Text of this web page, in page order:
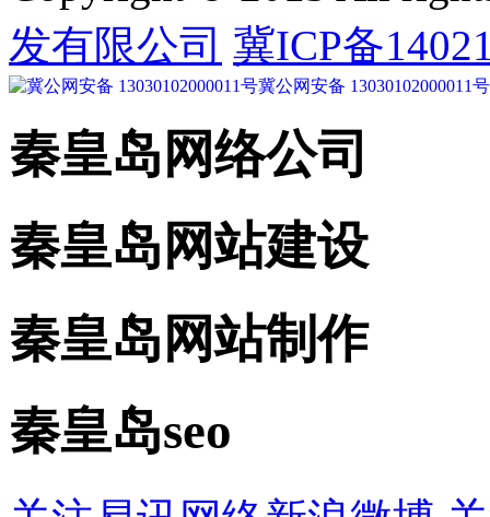
发有限公司 冀ICP备
冀公网安备 13030102000011号
秦皇岛网络公司
秦皇岛网站建设
秦皇岛网站制作
秦皇岛seo